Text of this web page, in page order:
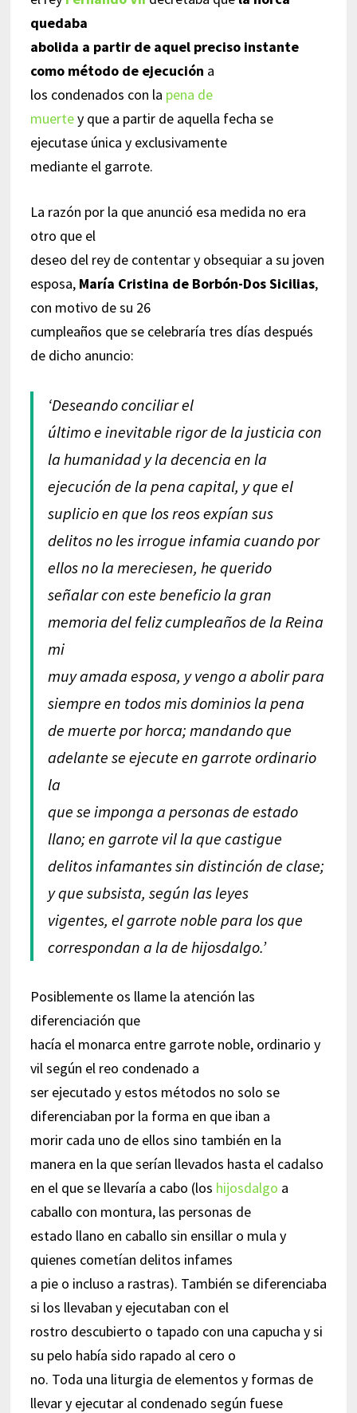
quedaba
abolida a partir de aquel preciso instante
como método de ejecución a
los condenados con la pena de
muertey que a partir de aquella fecha se
ejecutase única y exclusivamente
mediante el garrote.
La razón por la que anunció esa medida no era
otro que el
deseo del rey de contentar y obsequiar a su joven
esposa, María Cristina de Borbón-Dos Sicilias,
con motivo de su 26
cumpleaños que se celebraría tres días después
de dicho anuncio:
‘Deseando conciliar el
último e inevitable rigor de la justicia con
la humanidad y la decencia en la
ejecución de la pena capital, y que el
suplicio en que los reos expían sus
delitos no les irrogue infamia cuando por
ellos no la mereciesen, he querido
señalar con este beneficio la gran
memoria del feliz cumpleaños de la Reina
mi
muy amada esposa, y vengo a abolir para
siempre en todos mis dominios la pena
de muerte por horca; mandando que
adelante se ejecute en garrote ordinario
la
que se imponga a personas de estado
llano; en garrote vil la que castigue
delitos infamantes sin distinción de clase;
y que subsista, según las leyes
vigentes, el garrote noble para los que
correspondan a la de hijosdalgo.’
Posiblemente os llame la atención las
diferenciación que
hacía el monarca entre garrote noble, ordinario y
vil según el reo condenado a
ser ejecutado y estos métodos no solo se
diferenciaban por la forma en que iban a
morir cada uno de ellos sino también en la
manera en la que serían llevados hasta el cadalso
en el que se llevaría a cabo (los hijosdalgo a
caballo con montura, las personas de
estado llano en caballo sin ensillar o mula y
quienes cometían delitos infames
a pie o incluso a rastras). También se diferenciaba
si los llevaban y ejecutaban con el
rostro descubierto o tapado con una capucha y si
su pelo había sido rapado al cero o
no. Toda una liturgia de elementos y formas de
llevar y ejecutar al condenado según fuese